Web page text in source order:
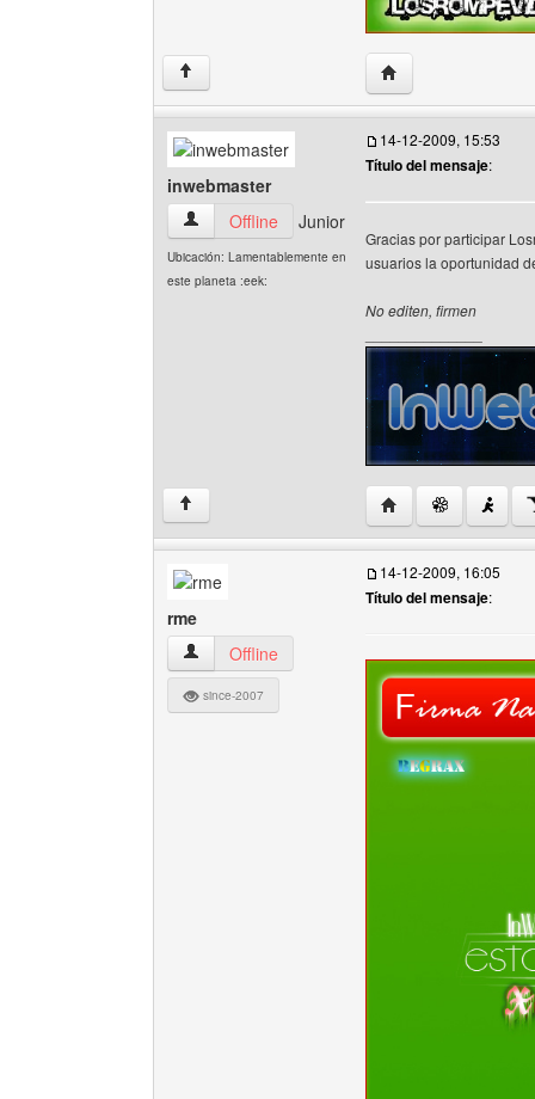
↑ Visitar sitio web del
inwebmaster
inwebmaster Ver perfil del usuario
Offline Junior
Ubicación: Lamentablemente en
este planeta :eek:
14-12-2009, 15:53
Título del mensaje:
Gracias por participar
usuarios la oportunidad
No editen, firmen
↑ Visitar sitio web del
rme
rme Ver perfil del usuario
Offline
since-2007
14-12-2009, 16:05
Título del mensaje: